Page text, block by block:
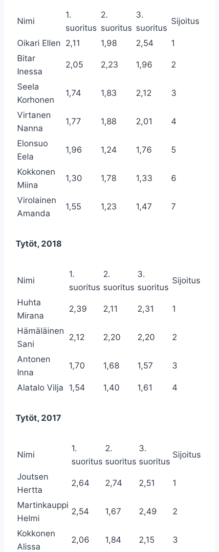
Nimi
1.
suoritus
2.
suoritus
3.
suoritus
Sijoitus
Oikari Ellen 2,11 1,98 2,54
1
Bitar
Inessa
2,05 2,23 1,96 2
Seela
Korhonen
1,74 1,83 2,12 3
Virtanen
Nanna
1,77 1,88 2,01 4
Elonsuo
Eela
1,96 1,24 1,76 5
Kokkonen
Miina
1,30 1,78 1,33 6
Virolainen
Amanda
1,55 1,23 1,47 7
Tytöt, 2018
Nimi
1.
suoritus
2.
suoritus
3.
suoritus
Sijoitus
Huhta
Mirana
2,39 2,11 2,31 1
Hämäläinen
Sani
2,12 2,20 2,20 2
Antonen
Inna
1,70 1,68 1,57 3
Alatalo Vilja 1,54 1,40 1,61 4
Tytöt, 2017
Nimi
1.
suoritus
2.
suoritus
3.
suoritus
Sijoitus
Joutsen
Hertta
2,64 2,74 2,51 1
Martinkauppi
Helmi
2,54 1,67 2,49 2
Kokkonen
Alissa
2,06 1,84 2,15 3